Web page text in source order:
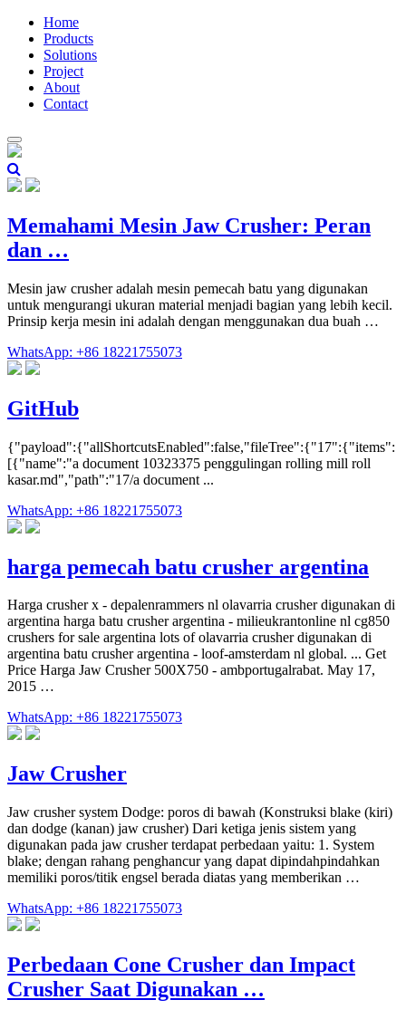
Home
Products
Solutions
Project
About
Contact
Memahami Mesin Jaw Crusher: Peran
dan …
Mesin jaw crusher adalah mesin pemecah batu yang digunakan
untuk mengurangi ukuran material menjadi bagian yang lebih kecil.
Prinsip kerja mesin ini adalah dengan menggunakan dua buah …
WhatsApp: +86 18221755073
GitHub
{"payload":{"allShortcutsEnabled":false,"fileTree":{"17":{"items":
[{"name":"a document 10323375 penggulingan rolling mill roll
kasar.md","path":"17/a document ...
WhatsApp: +86 18221755073
harga pemecah batu crusher argentina
Harga crusher x - depalenrammers nl olavarria crusher digunakan di
argentina harga batu crusher argentina - milieukrantonline nl cg850
crushers for sale argentina lots of olavarria crusher digunakan di
argentina batu crusher argentina - loof-amsterdam nl global. ... Get
Price Harga Jaw Crusher 500X750 - ambportugalrabat. May 17,
2015 …
WhatsApp: +86 18221755073
Jaw Crusher
Jaw crusher system Dodge: poros di bawah (Konstruksi blake (kiri)
dan dodge (kanan) jaw crusher) Dari ketiga jenis sistem yang
digunakan pada jaw crusher terdapat perbedaan yaitu: 1. System
blake; dengan rahang penghancur yang dapat dipindahpindahkan
memiliki poros/titik engsel berada diatas yang memberikan …
WhatsApp: +86 18221755073
Perbedaan Cone Crusher dan Impact
Crusher Saat Digunakan …